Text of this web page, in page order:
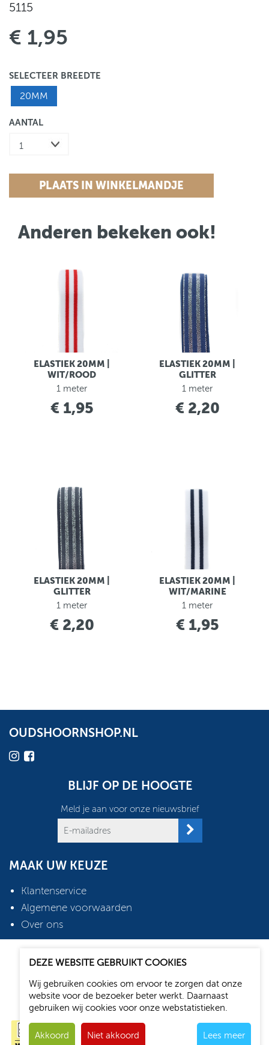
5115
€ 1,95
SELECTEER BREEDTE
20MM
AANTAL
Anderen bekeken ook!
ELASTIEK 20MM |
WIT/ROOD
1 meter
€ 1,95
ELASTIEK 20MM |
GLITTER
1 meter
€ 2,20
ELASTIEK 20MM |
GLITTER
1 meter
€ 2,20
ELASTIEK 20MM |
WIT/MARINE
1 meter
€ 1,95
DEZE WEBSITE GEBRUIKT COOKIES
Wij gebruiken cookies om ervoor te zorgen dat onze
website voor de bezoeker beter werkt. Daarnaast
gebruiken wij cookies voor onze webstatistieken.
Akkoord Niet akkoord Lees meer
OUDSHOORNSHOP.NL
BLIJF OP DE HOOGTE
Meld je aan voor onze nieuwsbrief
MAAK UW KEUZE
Klantenservice
Algemene voorwaarden
Over ons
2026 © Oudshoorn Shop
Webdesign: Media Solutions B.V.